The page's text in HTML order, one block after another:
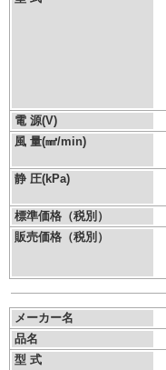
電 源(V)
風 量(㎣/min)
静 圧(kPa)
標準価格（税別）
販売価格（税別）
メーカー名
品名
型 式